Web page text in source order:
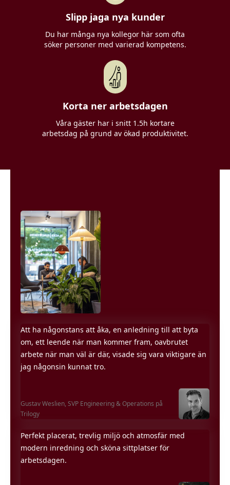
Slipp jaga nya kunder
Du har många nya kollegor här som ofta
söker personer med varierad kompetens.
Korta ner arbetsdagen
Våra gäster har i snitt 1.5h kortare
arbetsdag på grund av ökad produktivitet.
Att ha någonstans att åka, en anledning till att byta
om, ett leende när man kommer fram, oavbrutet
arbete när man väl är där, visade sig vara viktigare än
jag någonsin kunnat tro.
Gustav Weslien, SVP Engineering & Operations på
Trilogy
Perfekt placerat, trevlig miljö och atmosfär med
modern inredning och sköna sittplatser för
arbetsdagen.